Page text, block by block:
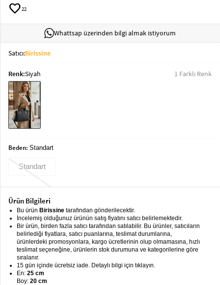
Sweatshirt
Ev
Giyimkeyboard_arrow_down
Takımlarkeyboard_arrow_down
Elbise
Alt
keyboard_arrow_down
Tesettür
Giyim
keyboard_arrow_down
Büyük
Bedenkeyboard_arrow_down
Giyimkeyboard_arrow_down
favorite22
Whattsap üzerinden bilgi almak istiyorum
Satıcı:Birissine
Renk:Siyah 1 Farklı Renk
Beden: Standart
Standart
Ürün Bilgileri
Bu ürün Birissine tarafından gönderilecektir.
İncelemiş olduğunuz ürünün satış fiyatını satıcı belirlemektedir.
Bir ürün, birden fazla satıcı tarafından satılabilir. Bu ürünler, satıcıların
belirlediği fiyatlara, satıcı puanlarına, teslimat durumlarına,
ürünlerdeki promosyonlara, kargo ücretlerinin olup olmamasına, hızlı
teslimat seçeneğine, ürünlerin stok durumuna ve kategorilerine göre
sıralanır.
15 gün içinde ücretsiz iade. Detaylı bilgi için tıklayın.
En: 25 cm
Boy: 20 cm